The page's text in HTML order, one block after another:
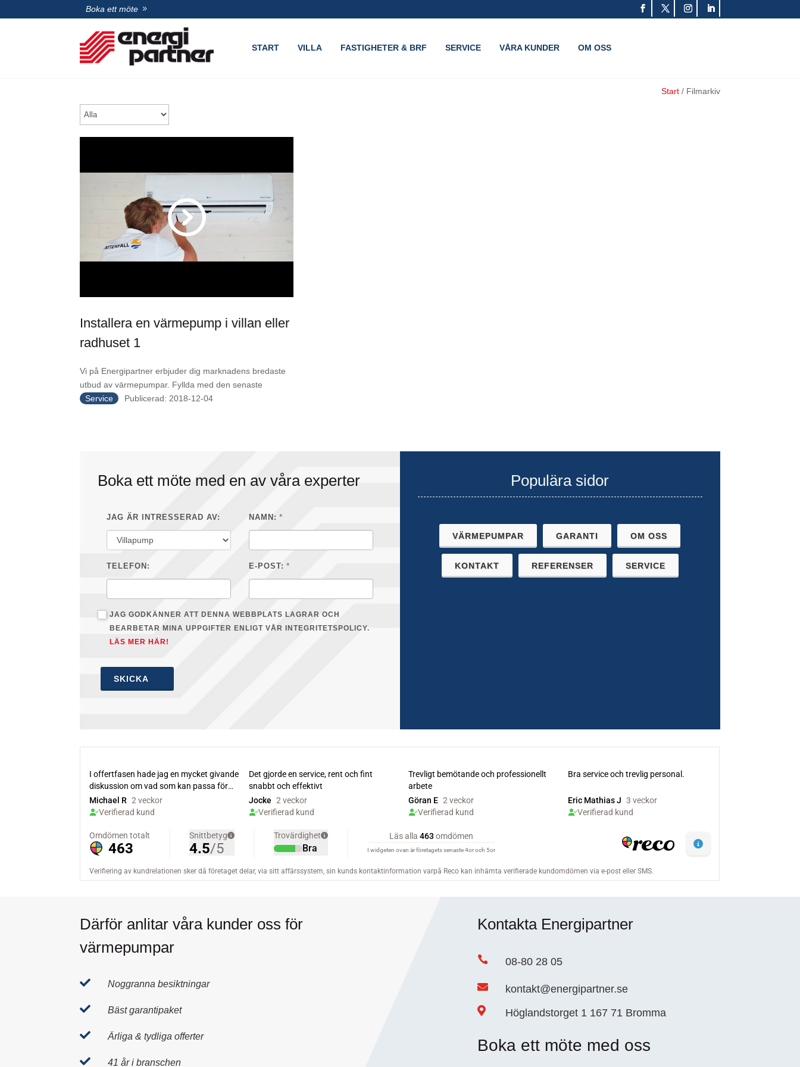
Boka ett möte
START VILLA FASTIGHETER & BRF SERVICE VÅRA KUNDER OM OSS
Start/ Filmarkiv
Installera en värmepump i villan eller
radhuset 1
Vi på Energipartner erbjuder dig marknadens bredaste
utbud av värmepumpar. Fyllda med den senaste
Service
Publicerad: 2018-12-04
Boka ett möte med en av våra experter
JAG ÄR INTRESSERAD AV: NAMN: *
TELEFON: E-POST: *
JAG GODKÄNNER ATT DENNA WEBBPLATS LAGRAR OCH
BEARBETAR MINA UPPGIFTER ENLIGT VÅR INTEGRITETSPOLICY.
LÄS MER HÄR!
SKICKA
Populära sidor
VÄRMEPUMPAR GARANTI OM OSS
KONTAKT REFERENSER SERVICE
Därför anlitar våra kunder oss för
värmepumpar
 Noggranna besiktningar
 Bäst garantipaket
 Ärliga & tydliga offerter
 41 år i branschen
Kontakta Energipartner
 08-80 28 05
 kontakt@energipartner.se
 Höglandstorget 1 167 71 Bromma
Boka ett möte med oss